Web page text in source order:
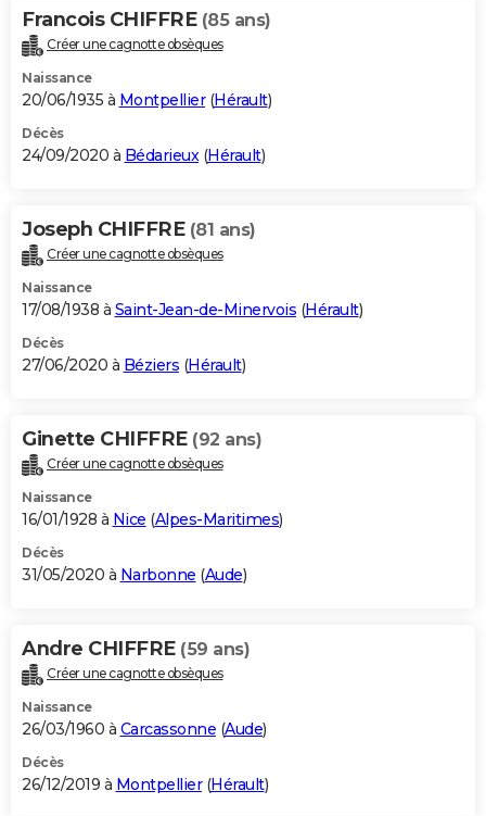
Francois CHIFFRE (85 ans)
Créer une cagnotte obsèques
Naissance
20/06/1935 à Montpellier(Hérault)
Décès
24/09/2020 à Bédarieux(Hérault)
Joseph CHIFFRE (81 ans)
Créer une cagnotte obsèques
Naissance
17/08/1938 à Saint-Jean-de-Minervois (Hérault)
Décès
27/06/2020 à Béziers (Hérault)
Ginette CHIFFRE (92 ans)
Créer une cagnotte obsèques
Naissance
16/01/1928 à Nice (Alpes-Maritimes)
Décès
31/05/2020 à Narbonne (Aude)
Andre CHIFFRE (59 ans)
Créer une cagnotte obsèques
Naissance
26/03/1960 à Carcassonne (Aude)
Décès
26/12/2019 à Montpellier(Hérault)